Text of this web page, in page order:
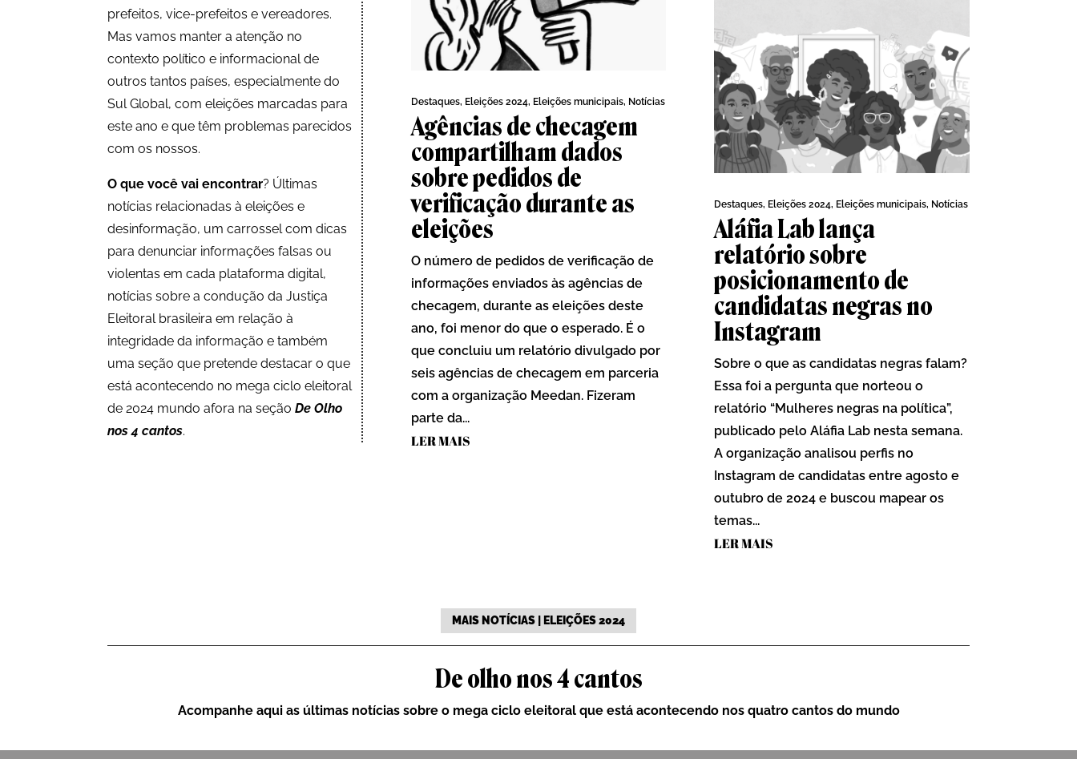
prefeitos, vice-prefeitos e vereadores.
Mas vamos manter a atenção no
contexto político e informacional de
outros tantos países, especialmente do
Sul Global, com eleições marcadas para
este ano e que têm problemas parecidos
com os nossos.
O que você vai encontrar? Últimas
notícias relacionadas à eleições e
desinformação, um carrossel com dicas
para denunciar informações falsas ou
violentas em cada plataforma digital,
notícias sobre a condução da Justiça
Eleitoral brasileira em relação à
integridade da informação e também
uma seção que pretende destacar o que
está acontecendo no mega ciclo eleitoral
de 2024 mundo afora na seçãoDe Olho
nos 4 cantos.
Agências de checagem
compartilham dados
sobre pedidos de
verificação durante as
eleições
Destaques, Eleições 2024, Eleições municipais, Notícias
O número de pedidos de verificação de
informações enviados às agências de
checagem, durante as eleições deste
ano, foi menor do que o esperado. É o
que concluiu um relatório divulgado por
seis agências de checagem em parceria
com a organização Meedan. Fizeram
parte da...
LER MAIS
Aláfia Lab lança
relatório sobre
posicionamento de
candidatas negras no
Instagram
Destaques, Eleições 2024, Eleições municipais, Notícias
Sobre o que as candidatas negras falam?
Essa foi a pergunta que norteou o
relatório “Mulheres negras na política”,
publicado pelo Aláfia Lab nesta semana.
A organização analisou perfis no
Instagram de candidatas entre agosto e
outubro de 2024 e buscou mapear os
temas...
LER MAIS
MAIS NOTÍCIAS | ELEIÇÕES 2024
De olho nos 4 cantos
Acompanhe aqui as últimas notícias sobre o mega ciclo eleitoral que está acontecendo nos quatro cantos do mundo